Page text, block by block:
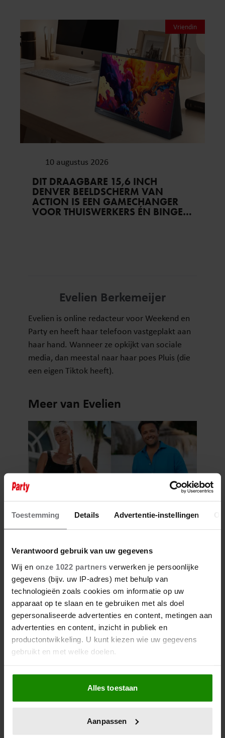
Toestemming Details Advertentie-instellingen
Verantwoord gebruik van uw gegevens
Wij en onze 1022 partners verwerken je persoonlijke
gegevens (bijv. uw IP-adres) met behulp van
technologieën zoals cookies om informatie op uw
apparaat op te slaan en te gebruiken met als doel
gepersonaliseerde advertenties en content, metingen aan
advertenties en content, inzicht in publiek en
productontwikkeling. U kunt kiezen wie uw gegevens
gebruikt en met welke doelen.
Als u het toestaat, willen we ook graag:
Informatie verzamelen over uw geografische
locatie, die tot een paar meter nauwkeurig kan zijn
scannen op specifieke eigenschappen (fingerprinting)
Alles toestaan
Aanpassen
Vriendin
10 augustus 2026
DIT DRAAGBARE 15,6 INCH
DENVER BEELDSCHERM VAN
ACTION IS EEN GAMECHANGER
VOOR THUISWERKERS ÉN BINGE-
Evelien Berkemeijer
Evelien is online redacteur voor Weekend en
Party en heeft haar telefoon vastgeplakt aan
haar hand. Wanneer ze opkijkt van sociale
media, dan meestal naar haar poes Pluis (die
een eigen Tiktok heeft).
Meer van Evelien
‘B&B VOL LIEFDE’-GEZICHTEN
TIMOTHY EN ELINE TREFFEN
ELKAAR OP IBIZA
10 augustus 2026
ELINE LEGT UIT HOE HAAR
VEELBESPROKEN ‘DROLLETJE’